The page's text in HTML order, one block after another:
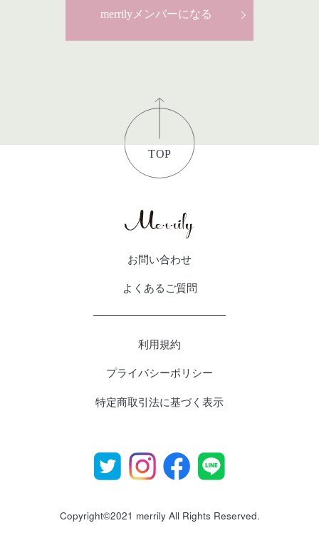
merrilyメンバーになる
お問い合わせ
よくあるご質問
利用規約
プライバシーポリシー
特定商取引法に基づく表示
Copyright©2021 merrily All Rights Reserved.